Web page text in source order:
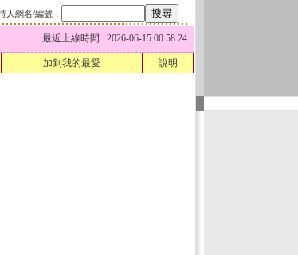
人網名/編號：
最近上線時間 : 2026-06-15 00:58:24
加到我的最愛 說明